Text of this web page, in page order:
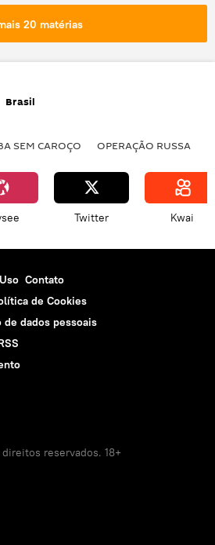
Sul
20 matérias
Brasil
SEM CAROÇO OPERAÇÃO RUSSA
Twitter Kwai
Contato
de Cookies
dados pessoais
reservados. 18+